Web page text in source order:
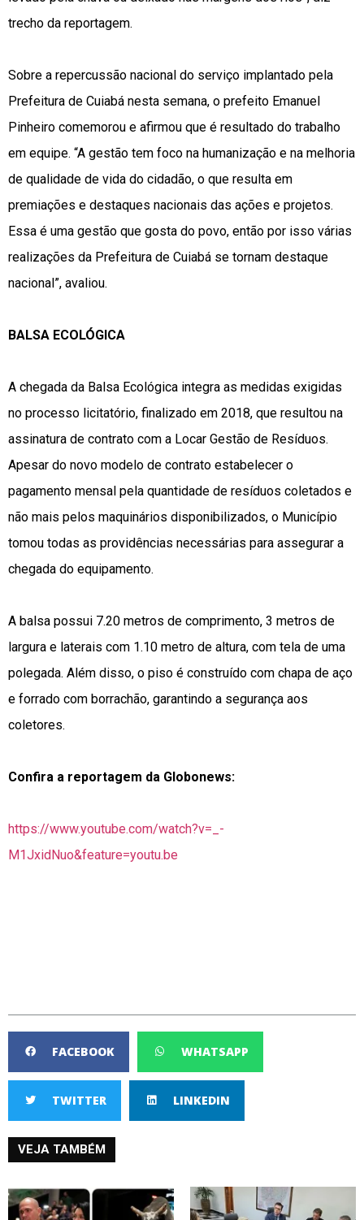
trecho da reportagem.
Sobre a repercussão nacional do serviço implantado pela
Prefeitura de Cuiabá nesta semana, o prefeito Emanuel
Pinheiro comemorou e afirmou que é resultado do trabalho
em equipe. “A gestão tem foco na humanização e na melhoria
de qualidade de vida do cidadão, o que resulta em
premiações e destaques nacionais das ações e projetos.
Essa é uma gestão que gosta do povo, então por isso várias
realizações da Prefeitura de Cuiabá se tornam destaque
nacional”, avaliou.
BALSA ECOLÓGICA
A chegada da Balsa Ecológica integra as medidas exigidas
no processo licitatório, finalizado em 2018, que resultou na
assinatura de contrato com a Locar Gestão de Resíduos.
Apesar do novo modelo de contrato estabelecer o
pagamento mensal pela quantidade de resíduos coletados e
não mais pelos maquinários disponibilizados, o Município
tomou todas as providências necessárias para assegurar a
chegada do equipamento.
A balsa possui 7.20 metros de comprimento, 3 metros de
largura e laterais com 1.10 metro de altura, com tela de uma
polegada. Além disso, o piso é construído com chapa de aço
e forrado com borrachão, garantindo a segurança aos
coletores.
Confira a reportagem da Globonews:
https://www.youtube.com/watch?v=_-
M1JxidNuo&feature=youtu.be
FACEBOOK WHATSAPP
TWITTER LINKEDIN
VEJA TAMBÉM